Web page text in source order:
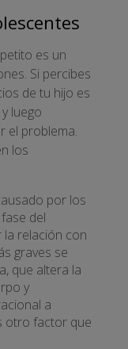
es un
Si percibes
de tu hijo es
luego
el problema.
los
por los
del
relación con
graves se
que altera la
y
a
otro factor que